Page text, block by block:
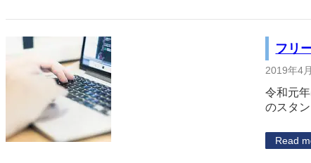
フリ
2019年4
令和元
のスタ
Read